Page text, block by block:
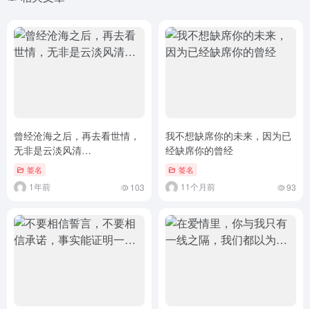
曾经沧海之后，再去看世情，
无非是云淡风清…
签名
1年前 103
我不想缺席你的未来，因为已
经缺席你的曾经
签名
11个月前 93